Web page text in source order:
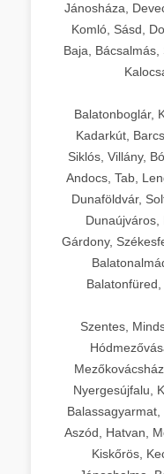
Jánosháza,
Komló, Sásd,
Baja, Bácsalmás,
Balatonboglár,
Kadarkút,
Siklós, Villány,
Andocs, Tab,
Dunaföldvár,
Dunaújváros,
Gárdony,
Szentes,
Nyergesújfalu,
Balassagyarmat,
Aszód, Hatvan,
Kiskőrös,